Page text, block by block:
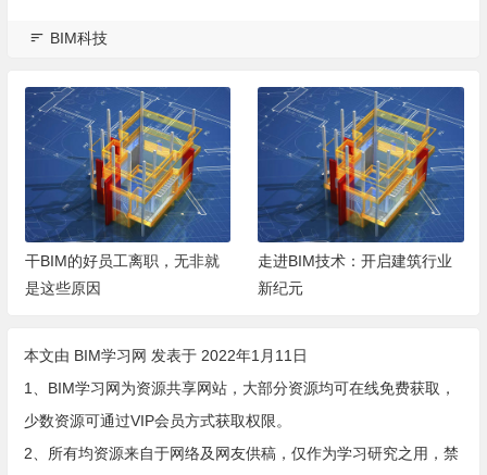
BIM科技
干BIM的好员工离职，无非就
是这些原因
走进BIM技术：开启建筑行业
新纪元
本文由 BIM学习网 发表于 2022年1月11日
1、BIM学习网为资源共享网站，大部分资源均可在线免费获取，
少数资源可通过VIP会员方式获取权限。
2、所有均资源来自于网络及网友供稿，仅作为学习研究之用，禁